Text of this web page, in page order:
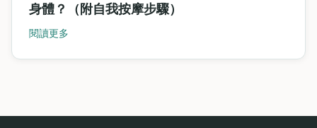
身體？（附自我按摩步驟）
閱讀更多